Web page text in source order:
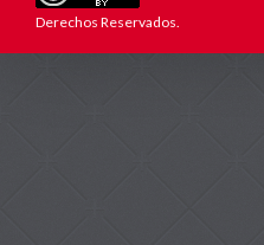
Derechos Reservados.